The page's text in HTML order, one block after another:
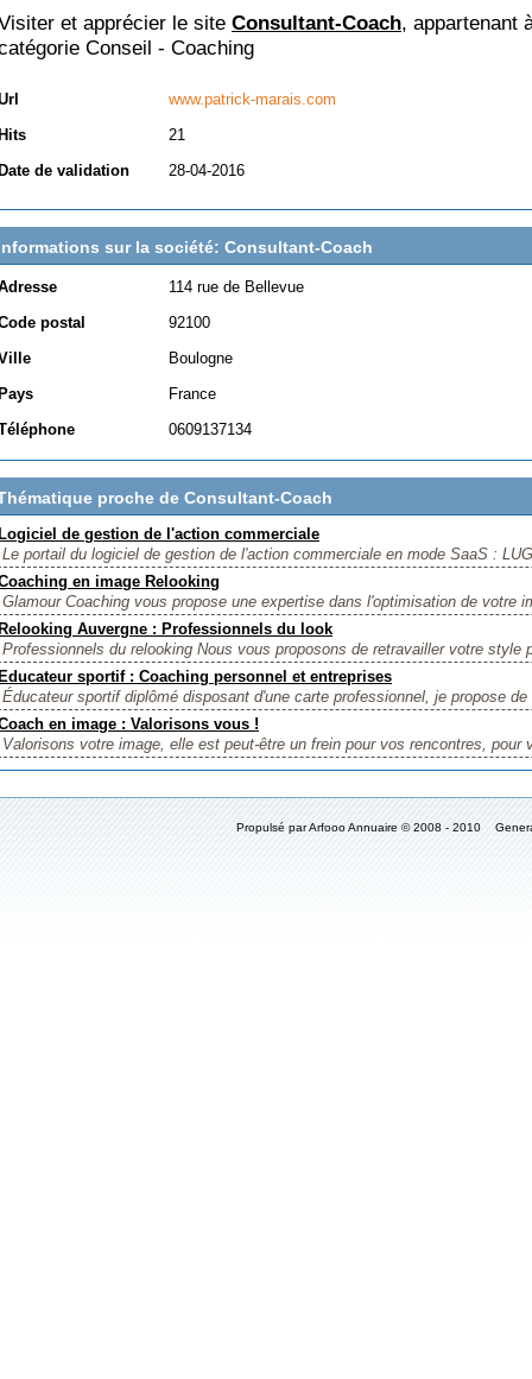
et apprécier le site Consultant-Coach, appartenant
Conseil - Coaching
www.patrick-marais.com
21
de validation
28-04-2016
sur la société: Consultant-Coach
114 rue de Bellevue
postal
92100
Boulogne
France
0609137134
proche de Consultant-Coach
de gestion de l'action commerciale
Le portail du logiciel de gestion de l'action commerciale en mode SaaS :
en image Relooking
Glamour Coaching vous propose une expertise dans l'optimisation de votre
Auvergne : Professionnels du look
Professionnels du relooking Nous vous proposons de retravailler votre style
sportif : Coaching personnel et entreprises
Éducateur sportif diplômé disposant d'une carte professionnel, je propose
en image : Valorisons vous !
Valorisons votre image, elle est peut-être un frein pour vos rencontres, pour
Propulsé par Arfooo Annuaire © 2008 - 2010